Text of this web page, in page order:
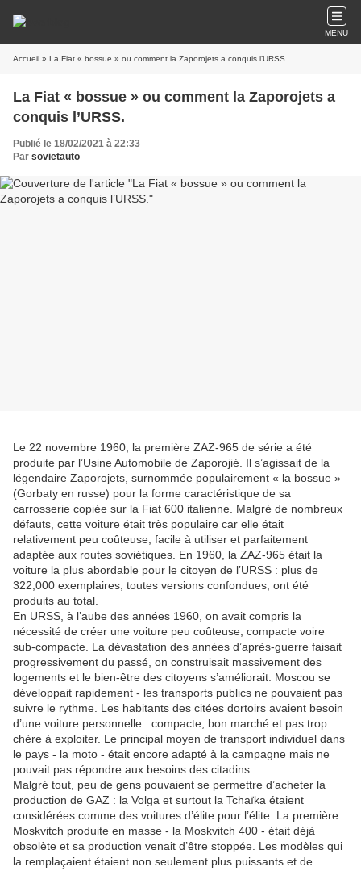
MENU
Accueil » La Fiat « bossue » ou comment la Zaporojets a conquis l’URSS.
La Fiat « bossue » ou comment la Zaporojets a
conquis l’URSS.
Publié le 18/02/2021 à 22:33
Par sovietauto
Le 22 novembre 1960, la première ZAZ-965 de série a été
produite par l’Usine Automobile de Zaporojié. Il s’agissait de la
légendaire Zaporojets, surnommée populairement « la bossue »
(Gorbaty en russe) pour la forme caractéristique de sa
carrosserie copiée sur la Fiat 600 italienne. Malgré de nombreux
défauts, cette voiture était très populaire car elle était
relativement peu coûteuse, facile à utiliser et parfaitement
adaptée aux routes soviétiques. En 1960, la ZAZ-965 était la
voiture la plus abordable pour le citoyen de l’URSS : plus de
322,000 exemplaires, toutes versions confondues, ont été
produits au total.
En URSS, à l’aube des années 1960, on avait compris la
nécessité de créer une voiture peu coûteuse, compacte voire
sub-compacte. La dévastation des années d’après-guerre faisait
progressivement du passé, on construisait massivement des
logements et le bien-être des citoyens s’améliorait. Moscou se
développait rapidement - les transports publics ne pouvaient pas
suivre le rythme. Les habitants des citées dortoirs avaient besoin
d’une voiture personnelle : compacte, bon marché et pas trop
chère à exploiter. Le principal moyen de transport individuel dans
le pays - la moto - était encore adapté à la campagne mais ne
pouvait pas répondre aux besoins des citadins.
Malgré tout, peu de gens pouvaient se permettre d’acheter la
production de GAZ : la Volga et surtout la Tchaïka étaient
considérées comme des voitures d’élite pour l’élite. La première
Moskvitch produite en masse - la Moskvitch 400 - était déjà
obsolète et sa production venait d’être stoppée. Les modèles qui
la remplaçaient étaient non seulement plus puissants et de